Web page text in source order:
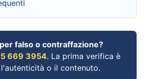
falso o contraffazione?
669 3954. La prima verifica è
o il contenuto.